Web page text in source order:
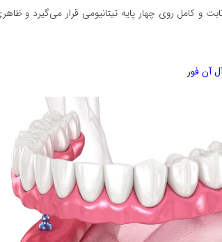
و کامل روی چهار پایه تیتانیومی قرار می‌گیرد و
آن فور